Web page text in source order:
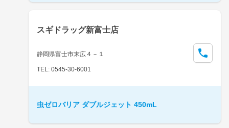
スギドラッグ新富士店
静岡県富士市末広４－１
TEL: 0545-30-6001
虫ゼロバリア ダブルジェット 450mL